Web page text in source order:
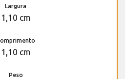
Largura
1,10 cm
1,10 cm
Peso